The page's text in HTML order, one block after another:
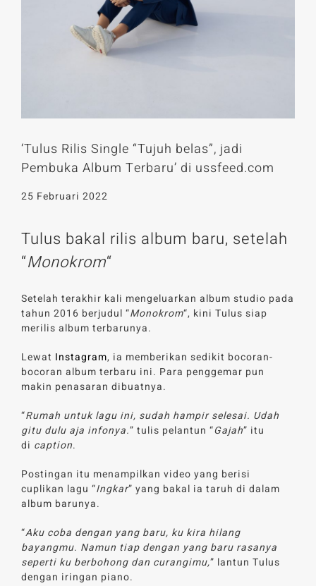
‘Tulus Rilis Single “Tujuh belas”, jadi
Pembuka Album Terbaru’ di ussfeed.com
25 Februari 2022
Tulus bakal rilis album baru, setelah
“Monokrom“
Setelah terakhir kali mengeluarkan album studio pada
tahun 2016 berjudul “Monokrom“, kini Tulus siap
merilis album terbarunya.
Lewat Instagram, ia memberikan sedikit bocoran-
bocoran album terbaru ini. Para penggemar pun
makin penasaran dibuatnya.
“Rumah untuk lagu ini, sudah hampir selesai. Udah
gitu dulu aja infonya.” tulis pelantun “Gajah” itu
di caption.
Postingan itu menampilkan video yang berisi
cuplikan lagu “Ingkar” yang bakal ia taruh di dalam
album barunya.
“Aku coba dengan yang baru, ku kira hilang
bayangmu. Namun tiap dengan yang baru rasanya
seperti ku berbohong dan curangimu,” lantun Tulus
dengan iringan piano.